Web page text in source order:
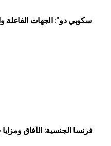
"سكوبي دو": الجهات الفاعلة
فرنسا الجنسية: الآفاق